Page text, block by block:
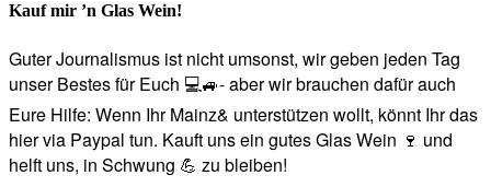
Kauf mir ’n Glas Wein!
Guter Journalismus ist nicht umsonst, wir geben jeden Tag
unser Bestes für Euch 💻🚙- aber wir brauchen dafür auch
Eure Hilfe: Wenn Ihr Mainz& unterstützen wollt, könnt Ihr das
hier via Paypal tun. Kauft uns ein gutes Glas Wein 🍷 und
helft uns, in Schwung 💪 zu bleiben!